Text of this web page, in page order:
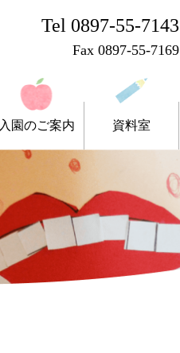
Tel 0897-55-7143
Fax 0897-55-7169
入園のご案内 資料室